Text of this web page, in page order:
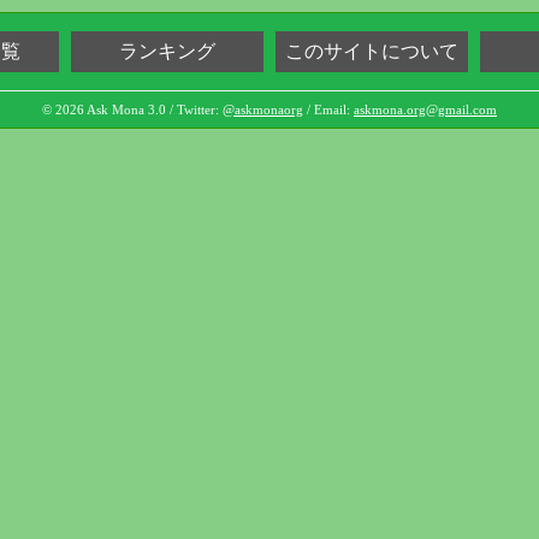
ランキング このサイトについて
© 2026 Ask Mona 3.0 / Twitter: @askmonaorg / Email: askmona.org@gmail.com